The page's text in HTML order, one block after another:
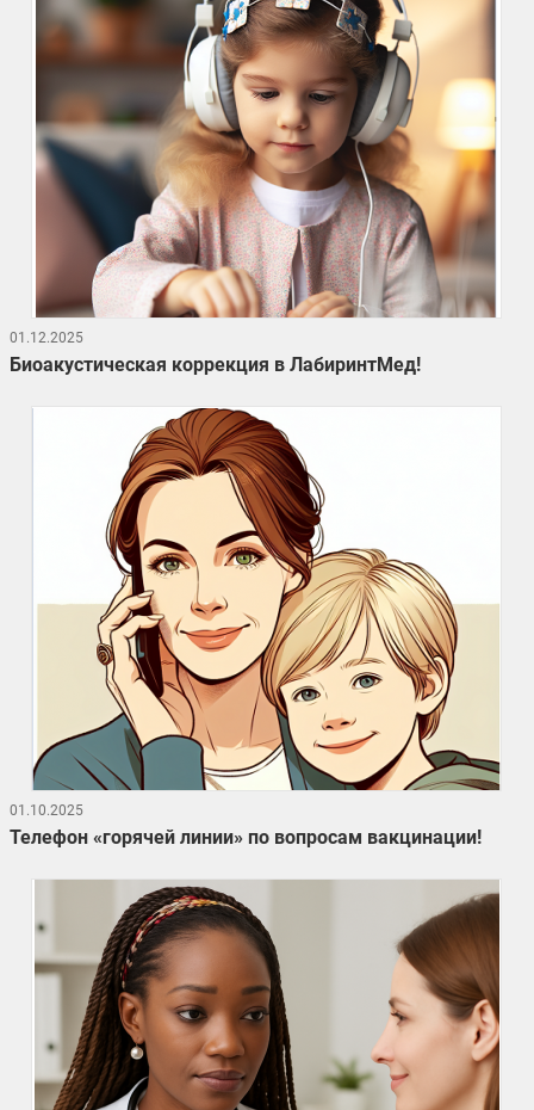
01.12.2025
Биоакустическая коррекция в ЛабиринтМед!
01.10.2025
Телефон «горячей линии» по вопросам вакцинации!